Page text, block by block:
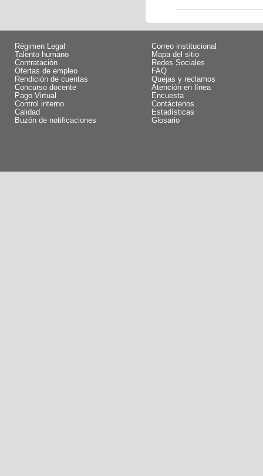
Régimen Legal
Talento humano
Contratación
Ofertas de empleo
Rendición de cuentas
Concurso docente
Pago Virtual
Control interno
Calidad
Buzón de notificaciones
Correo institucional
Mapa del sitio
Redes Sociales
FAQ
Quejas y reclamos
Atención en línea
Encuesta
Contáctenos
Estadísticas
Glosario